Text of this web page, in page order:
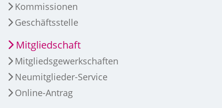
Kommissionen
Geschäftsstelle
Mitgliedschaft
Mitgliedsgewerkschaften
Neumitglieder-Service
Online-Antrag